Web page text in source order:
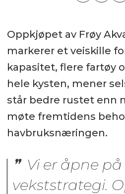
Oppkjøpet av Frøy
markerer et veiskille
kapasitet, flere fartøy
hele kysten, mener
står bedre rustet enn
møte fremtidens
havbruksnæringen.
Vi er åpne
vekststrategi.